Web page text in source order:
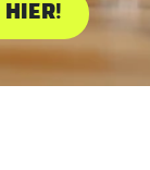
HIER!